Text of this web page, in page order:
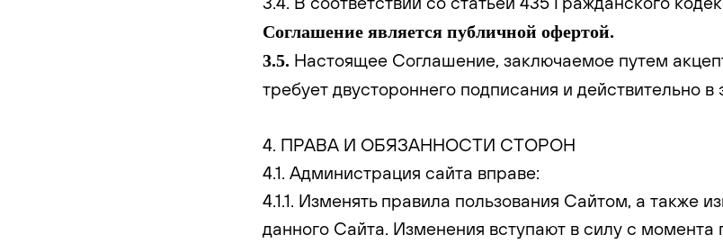
Соглашение является публичной офертой.
3.5. Настоящее Соглашение, заключаемое путем
требует двустороннего подписания и действительно
4. ПРАВА И ОБЯЗАННОСТИ СТОРОН
4.1. Администрация сайта вправе:
4.1.1. Изменять правила пользования Сайтом, а также
данного Сайта. Изменения вступают в силу с момента